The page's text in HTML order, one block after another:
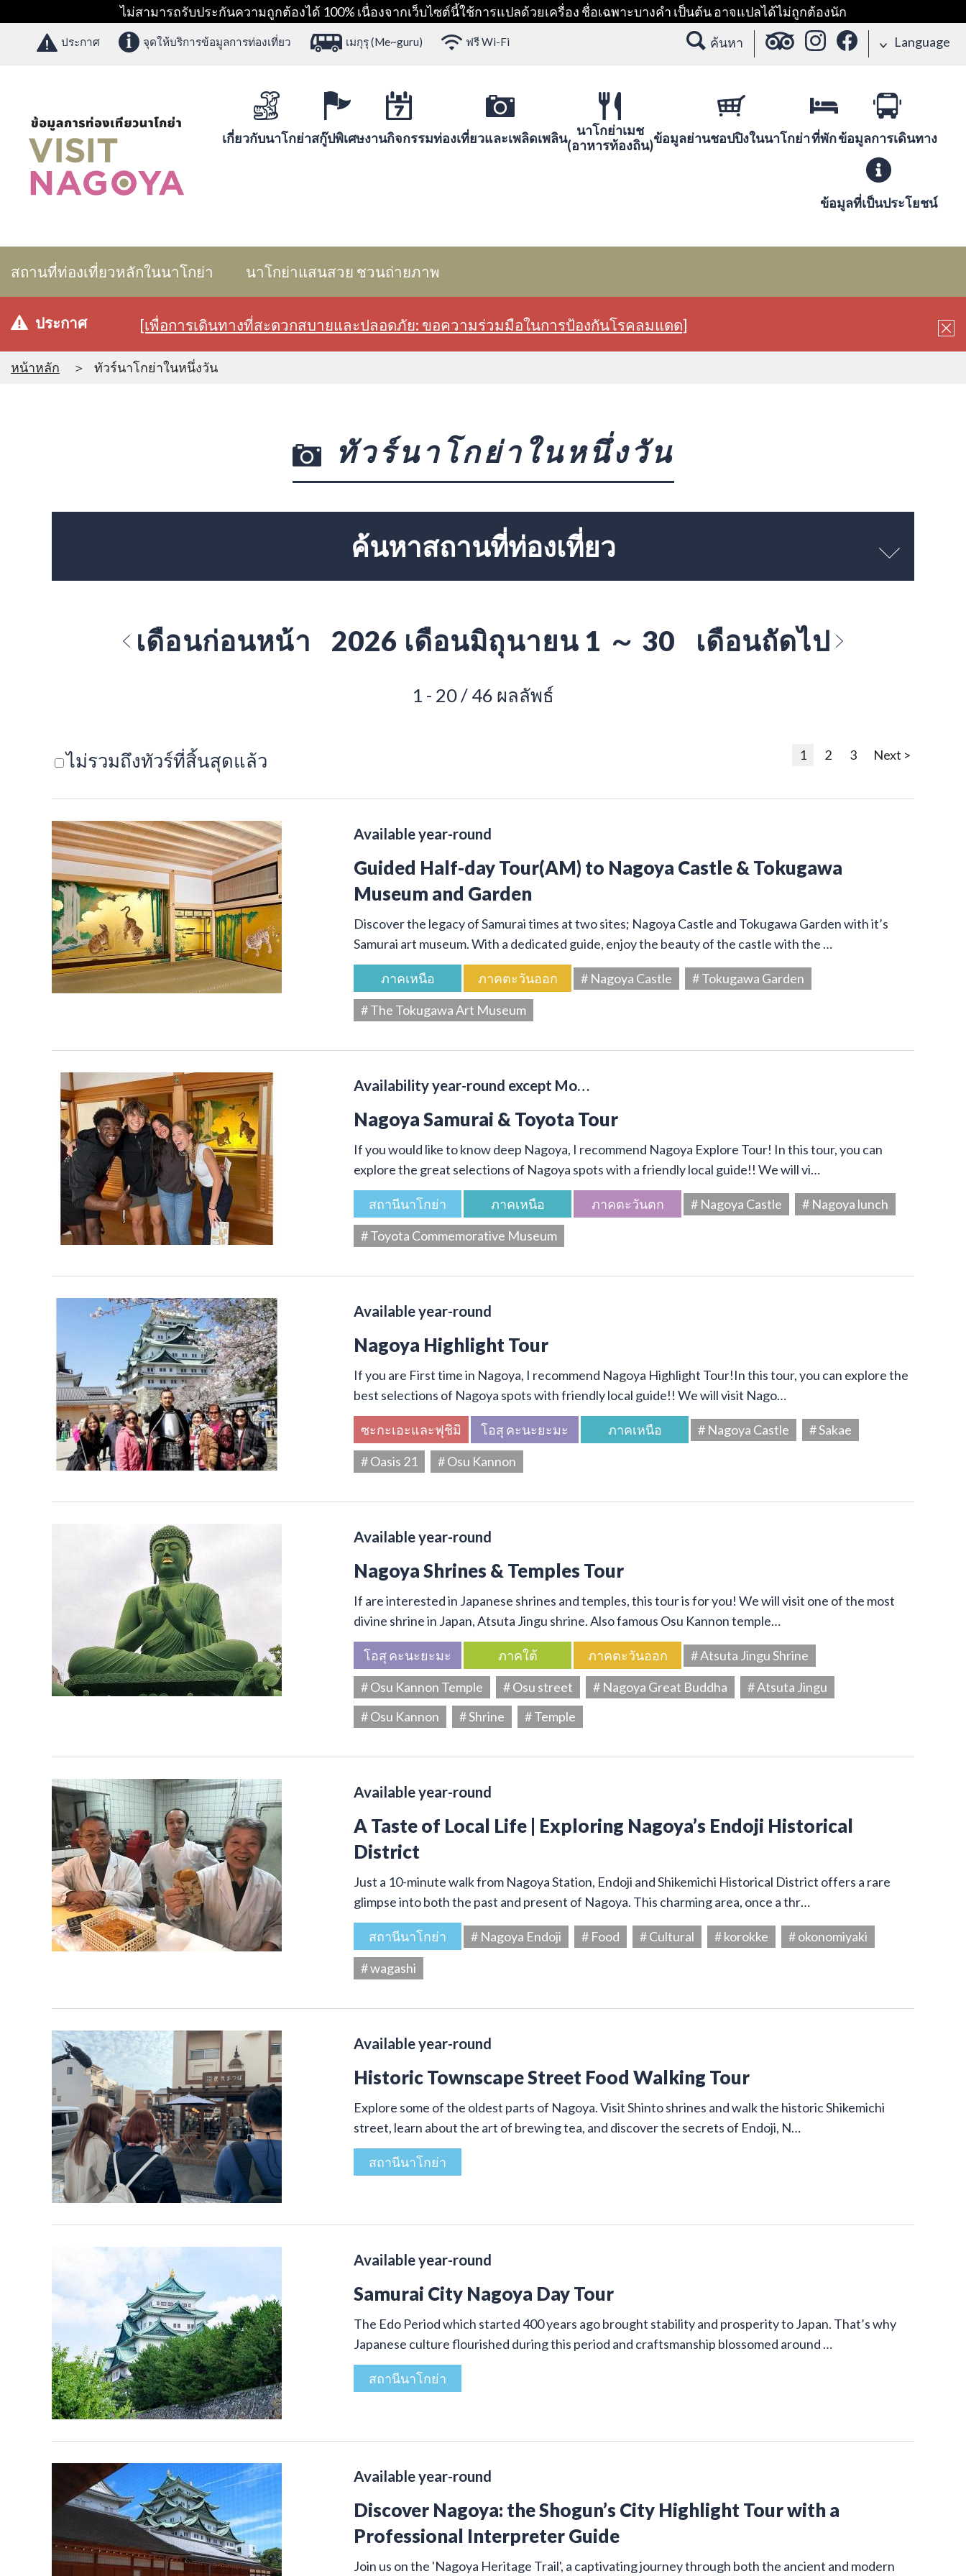
ไม่สามารถรับประกันความถูกต้องได้ 100% เนื่องจากเว็บไซต์นี้ใช้การแปลด้วยเครื่อง ชื่อเฉพาะบางคำ เป็นต้น อาจแปลได้ไม่ถูกต้องนัก
ประกาศ จุดให้บริการข้อมูลการท่องเที่ยว เมกุรุ (Me~guru) ฟรี Wi-Fi ค้นหา Language
เกี่ยวกับนาโกย่าสกู๊ปพิเศษงานกิจกรรมท่องเที่ยวและเพลิดเพลิน
นาโกย่าเมช
(อาหารท้องถิน)ข้อมูลย่านชอปปิงในนาโกย่าที่พักข้อมูลการเดินทาง
ข้อมูลที่เป็นประโยชน์
สถานที่ท่องเที่ยวหลักในนาโกย่า นาโกย่าแสนสวย ชวนถ่ายภาพ
ประกาศ [เพื่อการเดินทางที่สะดวกสบายและปลอดภัย: ขอความร่วมมือในการป้องกันโรคลมแดด]
หน้าหลัก ทัวร์นาโกย่าในหนึ่งวัน
ทัวร์นาโกย่าในหนึ่งวัน
ค้นหาสถานที่ท่องเที่ยว
เดือนก่อนหน้า 2026 เดือนมิถุนายน 1 ～ 30 เดือนถัดไป
1 - 20 / 46 ผลลัพธ์
ไม่รวมถึงทัวร์ที่สิ้นสุดแล้ว 1 2 3 Next >
Available year-round
Guided Half-day Tour(AM) to Nagoya Castle & Tokugawa
Museum and Garden
Discover the legacy of Samurai times at two sites; Nagoya Castle and Tokugawa Garden with it’s
Samurai art museum. With a dedicated guide, enjoy the beauty of the castle with the …
ภาคเหนือ ภาคตะวันออก # Nagoya Castle
# Tokugawa Garden
# The Tokugawa Art Museum
Availability year-round except Mo…
Nagoya Samurai & Toyota Tour
If you would like to know deep Nagoya, I recommend Nagoya Explore Tour! In this tour, you can
explore the great selections of Nagoya spots with a friendly local guide!! We will vi…
สถานีนาโกย่า ภาคเหนือ ภาคตะวันตก # Nagoya Castle
# Nagoya lunch
# Toyota Commemorative Museum
Available year-round
Nagoya Highlight Tour
If you are First time in Nagoya, I recommend Nagoya Highlight Tour!In this tour, you can explore the
best selections of Nagoya spots with friendly local guide!! We will visit Nago…
ซะกะเอะและฟุชิมิ โอสุ คะนะยะมะ ภาคเหนือ # Nagoya Castle
# Sakae
# Oasis 21
# Osu Kannon
Available year-round
Nagoya Shrines & Temples Tour
If are interested in Japanese shrines and temples, this tour is for you! We will visit one of the most
divine shrine in Japan, Atsuta Jingu shrine. Also famous Osu Kannon temple…
โอสุ คะนะยะมะ ภาคใต้ ภาคตะวันออก
# Atsuta Jingu Shrine
# Osu Kannon Temple
# Osu street # Nagoya Great Buddha
# Atsuta Jingu
# Osu Kannon
# Shrine # Temple
Available year-round
A Taste of Local Life | Exploring Nagoya’s Endoji Historical
District
Just a 10-minute walk from Nagoya Station, Endoji and Shikemichi Historical District offers a rare
glimpse into both the past and present of Nagoya. This charming area, once a thr…
สถานีนาโกย่า # Nagoya Endoji # Food # Cultural # korokke
# okonomiyaki
# wagashi
Available year-round
Historic Townscape Street Food Walking Tour
Explore some of the oldest parts of Nagoya. Visit Shinto shrines and walk the historic Shikemichi
street, learn about the art of brewing tea, and discover the secrets of Endoji, N…
สถานีนาโกย่า
Available year-round
Samurai City Nagoya Day Tour
The Edo Period which started 400 years ago brought stability and prosperity to Japan. That’s why
Japanese culture flourished during this period and craftsmanship blossomed around …
สถานีนาโกย่า
Available year-round
Discover Nagoya: the Shogun’s City Highlight Tour with a
Professional Interpreter Guide
Join us on the 'Nagoya Heritage Trail', a captivating journey through both the ancient and modern